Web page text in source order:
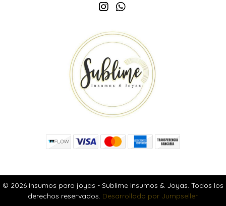
© 2026 Insumos para joyas - Sublime Insumos & Joyas. Todos los
derechos reservados. Desarrollado por Jumpseller.